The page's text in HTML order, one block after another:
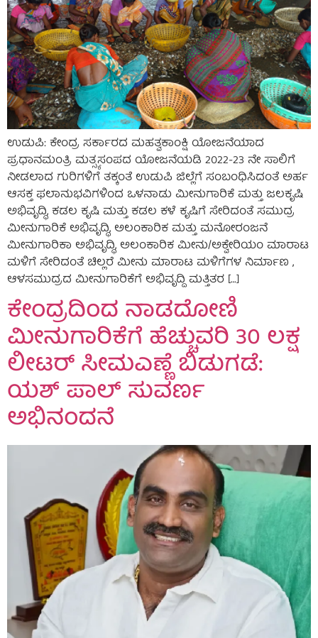
ಉಡುಪಿ: ಕೇಂದ್ರ ಸರ್ಕಾರದ ಮಹತ್ವಕಾಂಕ್ಷಿ ಯೋಜನೆಯಾದ
ಪ್ರಧಾನಮಂತ್ರಿ ಮತ್ಸ್ಯಸಂಪದ ಯೋಜನೆಯಡಿ 2022-23 ನೇ ಸಾಲಿಗೆ
ನೀಡಲಾದ ಗುರಿಗಳಿಗೆ ತಕ್ಕಂತೆ ಉಡುಪಿ ಜಿಲ್ಲೆಗೆ ಸಂಬಂಧಿಸಿದಂತೆ ಅರ್ಹ
ಆಸಕ್ತ ಫಲಾನುಭವಿಗಳಿಂದ ಒಳನಾಡು ಮೀನುಗಾರಿಕೆ ಮತ್ತು ಜಲಕೃಷಿ
ಅಭಿವೃದ್ಧಿ, ಕಡಲ ಕೃಷಿ ಮತ್ತು ಕಡಲ ಕಳೆ ಕೃಷಿಗೆ ಸೇರಿದಂತೆ ಸಮುದ್ರ
ಮೀನುಗಾರಿಕೆ ಅಭಿವೃದ್ಧಿ, ಅಲಂಕಾರಿಕ ಮತ್ತು ಮನೋರಂಜನೆ
ಮೀನುಗಾರಿಕಾ ಅಭಿವೃದ್ಧಿ, ಅಲಂಕಾರಿಕ ಮೀನು/ಅಕ್ವೇರಿಯಂ ಮಾರಾಟ
ಮಳಿಗೆ ಸೇರಿದಂತೆ ಚಿಲ್ಲರೆ ಮೀನು ಮಾರಾಟ ಮಳಿಗೆಗಳ ನಿರ್ಮಾಣ ,
ಆಳಸಮುದ್ರದ ಮೀನುಗಾರಿಕೆಗೆ ಅಭಿವೃದ್ದಿ ಮತ್ತಿತರ […]
ಕೇಂದ್ರದಿಂದ ನಾಡದೋಣಿ
ಮೀನುಗಾರಿಕೆಗೆ ಹೆಚ್ಚುವರಿ 30 ಲಕ್ಷ
ಲೀಟರ್ ಸೀಮಎಣ್ಣೆ ಬಿಡುಗಡೆ:
ಯಶ್ ಪಾಲ್ ಸುವರ್ಣ
ಅಭಿನಂದನೆ